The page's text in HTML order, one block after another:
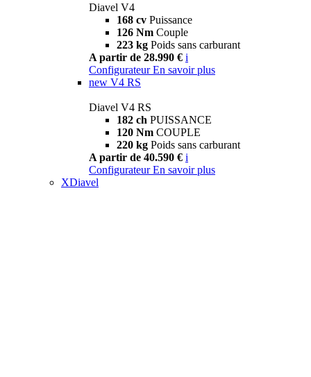
Diavel V4
168 cv Puissance
126 Nm Couple
223 kg Poids sans carburant
A partir de 28.990 € i
Configurateur En savoir plus
new V4 RS
Diavel V4 RS
182 ch PUISSANCE
120 Nm COUPLE
220 kg Poids sans carburant
A partir de 40.590 € i
Configurateur En savoir plus
XDiavel